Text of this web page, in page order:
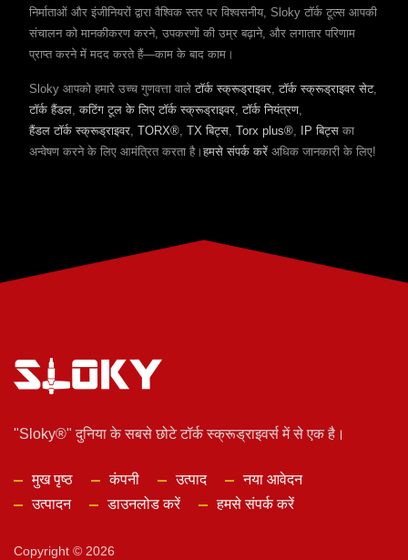
निर्माताओं और इंजीनियरों द्वारा वैश्विक स्तर पर विश्वसनीय, Sloky टॉर्क टूल्स आपकी
संचालन को मानकीकरण करने, उपकरणों की उम्र बढ़ाने, और लगातार परिणाम
प्राप्त करने में मदद करते हैं—काम के बाद काम।
Sloky आपको हमारे उच्च गुणवत्ता वालेटॉर्क स्क्रूड्राइवर,टॉर्क स्क्रूड्राइवर सेट,
टॉर्क हैंडल,कटिंग टूल के लिए टॉर्क स्क्रूड्राइवर,टॉर्क नियंत्रण,
हैंडल टॉर्क स्क्रूड्राइवर, TORX®, TX बिट्स, Torx plus®, IP बिट्स का
अन्वेषण करने के लिए आमंत्रित करता है।हमसे संपर्क करें अधिक जानकारी के लिए!
"Sloky®" दुनिया के सबसे छोटे टॉर्क स्क्रूड्राइवर्स में से एक है।
मुख पृष्ठ कंपनी उत्पाद
नया आवेदन
उत्पादन
डाउनलोड करें हमसे संपर्क करें
Copyright © 2026